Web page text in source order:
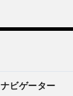
ナビゲーター